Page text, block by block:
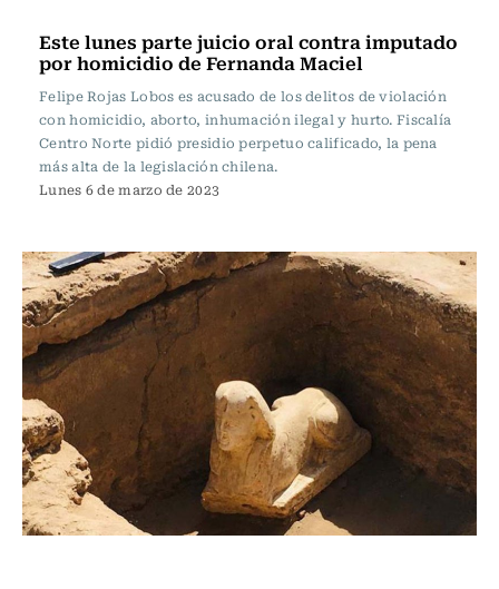
Este lunes parte juicio oral contra imputado
por homicidio de Fernanda Maciel
Felipe Rojas Lobos es acusado de los delitos de violación
con homicidio, aborto, inhumación ilegal y hurto. Fiscalía
Centro Norte pidió presidio perpetuo calificado, la pena
más alta de la legislación chilena.
Lunes 6 de marzo de 2023